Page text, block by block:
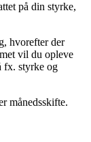
på din styrke,
hvorefter der
vil du opleve
fx. styrke og
månedsskifte.